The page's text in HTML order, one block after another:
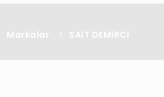
Markalar > SAİT DEMİRCİ